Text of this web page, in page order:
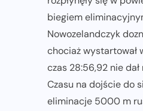
biegiem
Nowozelandczyk
chociaż wystartował
czas 28:56,92 nie
Czasu na dojście do
eliminacje 5000 m